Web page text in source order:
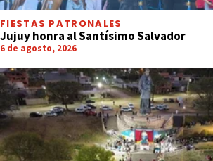
FIESTAS PATRONALES
Jujuy honra al Santísimo Salvador
6 de agosto, 2026